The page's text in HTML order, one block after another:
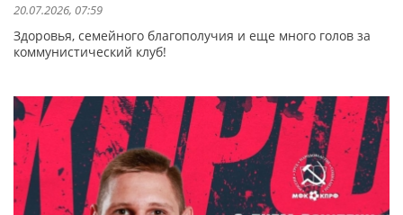
20.07.2026, 07:59
Здоровья, семейного благополучия и еще много голов за
коммунистический клуб!